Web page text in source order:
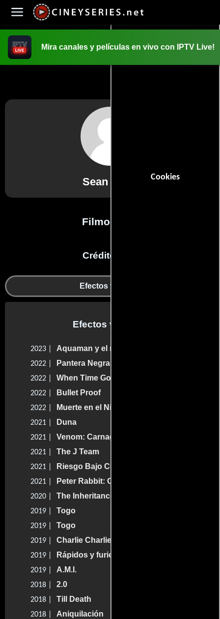
Cookies
Mira canales y películas en vivo con IPTV Live!
Sean Kalra
Filmografía
Créditos en:
Efectos visuales
Efectos visuales
2023 | Aquaman y el reino perdido
2022 | Pantera Negra: Wakanda por siempre
2022 | When Time Got Louder
2022 | Bullet Proof
2022 | Muerte en el Nilo
2021 | Duna
2021 | Venom: Carnage liberado
2021 | The J Team
2021 | Riesgo Bajo Cero
2021 | Peter Rabbit: Conejo En Fuga
2020 | The Inheritance
2019 | Togo
2019 | Togo
2019 | Charlie Charlie
2019 | Rápidos y furiosos: Hobbs & Shaw
2019 | A.M.I.
2018 | 2.0
2018 | Till Death
2018 | Aniquilación